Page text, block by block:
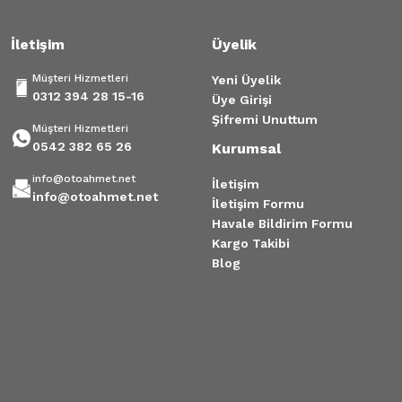
İletişim
Müşteri Hizmetleri
0312 394 28 15-16
Müşteri Hizmetleri
0542 382 65 26
info@otoahmet.net
info@otoahmet.net
Üyelik
Yeni Üyelik
Üye Girişi
Şifremi Unuttum
Kurumsal
İletişim
İletişim Formu
Havale Bildirim Formu
Kargo Takibi
Blog